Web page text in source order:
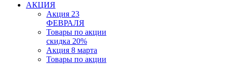
АКЦИЯ
Акция 23
ФЕВРАЛЯ
Товары по акции
скидка 20%
Акция 8 марта
Товары по акции